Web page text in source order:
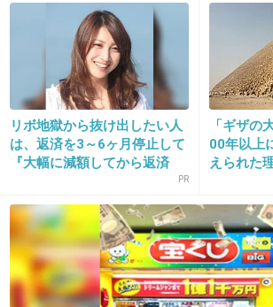
18. 匿名2013/09/25(水) 11:36:04
丸呑み恐ろしいけど何だか上品
19. 匿名2013/09/25(水) 11:36:15
ゾッとしたけど、
リボ地獄から抜け出したい人
は、返済を3～6ヶ月停止して
『大幅に減額してから返済
PR
「ギザの
00年以上
えられた